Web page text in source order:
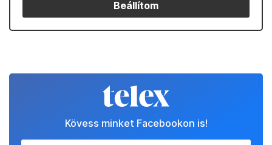
Beállítom
Kövess minket Facebookon is!